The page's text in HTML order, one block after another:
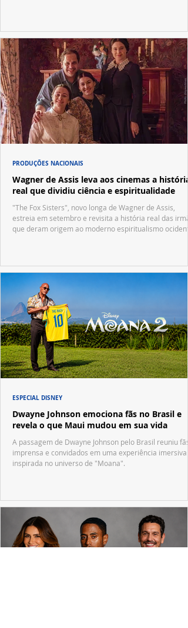
Wagner de Assis leva aos cinemas a história
real que dividiu ciência e espiritualidade
"The Fox Sisters", novo longa de Wagner de Assis,
estreia em setembro e revisita a história real das
que deram origem ao moderno espiritualismo
PRODUÇÕES NACIONAIS
Dwayne Johnson emociona fãs no Brasil e
revela o que Maui mudou em sua vida
A passagem de Dwayne Johnson pelo Brasil reuniu fãs,
imprensa e convidados em uma experiência imersiva
inspirada no universo de "Moana".
ESPECIAL DISNEY